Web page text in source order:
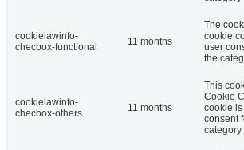
cookielawinfo-
checbox-functional
11 months
The
cookie
user
the
cookielawinfo-
checbox-others
11 months
This
Cookie
cookie
consent
category